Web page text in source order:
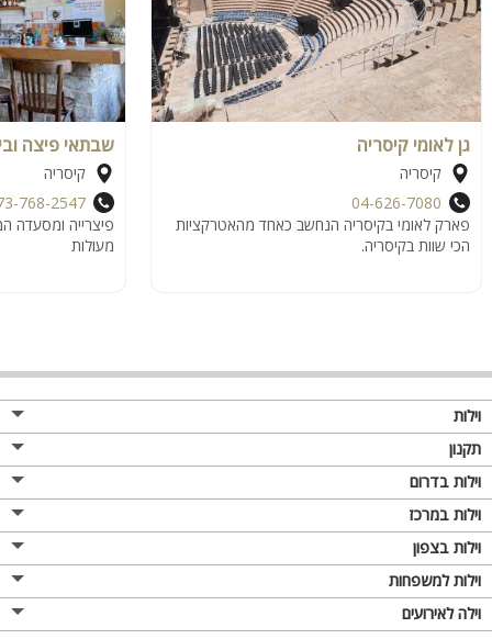
גן לאומי קיסריה
קיסריה
04-626-7080
פארק לאומי בקיסריה הנחשב כאחד מהאטרקציות
הכי שוות בקיסריה.
שבתאי פיצה
קיסריה
768-2547
פיצרייה ומסעדה
מעולות
וילות
תקנון
וילות בדרום
וילות במרכז
וילות בצפון
וילות למשפחות
וילה לאירועים